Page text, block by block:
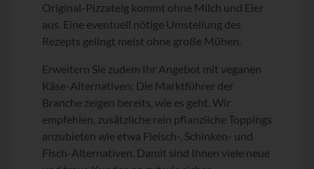
Original-Pizzateig kommt ohne Milch und Eier
aus. Eine eventuell nötige Umstellung des
Rezepts gelingt meist ohne große Mühen.
Erweitern Sie zudem Ihr Angebot mit veganen
Käse-Alternativen: Die Marktführer der
Branche zeigen bereits, wie es geht. Wir
empfehlen, zusätzliche rein pflanzliche Toppings
anzubieten wie etwa Fleisch-, Schinken- und
Fisch-Alternativen. Damit sind Ihnen viele neue